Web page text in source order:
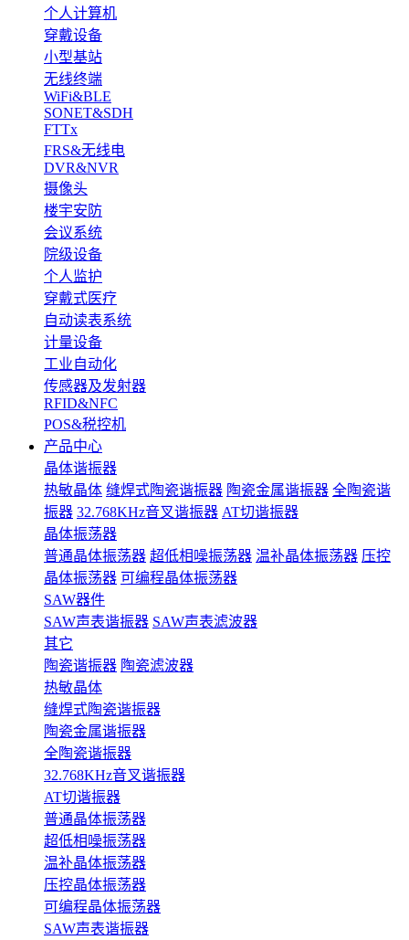
个人计算机
穿戴设备
小型基站
无线终端
WiFi&BLE
SONET&SDH
FTTx
FRS&无线电
DVR&NVR
摄像头
楼宇安防
会议系统
院级设备
个人监护
穿戴式医疗
自动读表系统
计量设备
工业自动化
传感器及发射器
RFID&NFC
POS&税控机
产品中心
晶体谐振器
热敏晶体 缝焊式陶瓷谐振器 陶瓷金属谐振器 全陶瓷谐
振器 32.768KHz音叉谐振器 AT切谐振器
晶体振荡器
普通晶体振荡器 超低相噪振荡器 温补晶体振荡器 压控
晶体振荡器 可编程晶体振荡器
SAW器件
SAW声表谐振器 SAW声表滤波器
其它
陶瓷谐振器 陶瓷滤波器
热敏晶体
缝焊式陶瓷谐振器
陶瓷金属谐振器
全陶瓷谐振器
32.768KHz音叉谐振器
AT切谐振器
普通晶体振荡器
超低相噪振荡器
温补晶体振荡器
压控晶体振荡器
可编程晶体振荡器
SAW声表谐振器